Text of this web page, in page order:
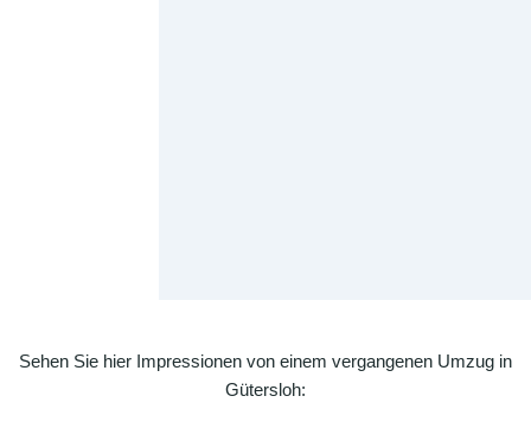
Sehen Sie hier Impressionen von einem vergangenen Umzug in
Gütersloh: